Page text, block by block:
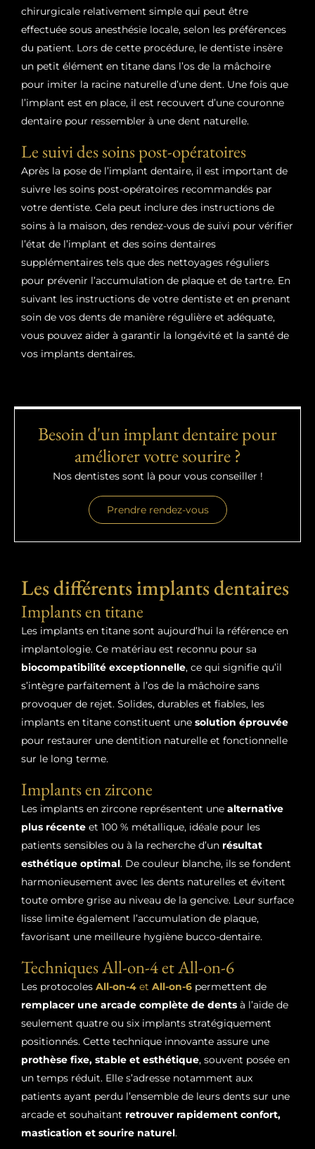
chirurgicale relativement simple qui peut être
effectuée sous anesthésie locale, selon les préférences
du patient. Lors de cette procédure, le dentiste insère
un petit élément en titane dans l’os de la mâchoire
pour imiter la racine naturelle d’une dent. Une fois que
l’implant est en place, il est recouvert d’une couronne
dentaire pour ressembler à une dent naturelle.
Le suivi des soins post-opératoires
Après la pose de l’implant dentaire, il est important de
suivre les soins post-opératoires recommandés par
votre dentiste. Cela peut inclure des instructions de
soins à la maison, des rendez-vous de suivi pour vérifier
l’état de l’implant et des soins dentaires
supplémentaires tels que des nettoyages réguliers
pour prévenir l’accumulation de plaque et de tartre. En
suivant les instructions de votre dentiste et en prenant
soin de vos dents de manière régulière et adéquate,
vous pouvez aider à garantir la longévité et la santé de
vos implants dentaires.
Besoin d'un implant dentaire pour
améliorer votre sourire ?
Nos dentistes sont là pour vous conseiller !
Prendre rendez-vous
Les différents implants dentaires
Implants en titane
Les implants en titane sont aujourd’hui la référence en
implantologie. Ce matériau est reconnu pour sa
biocompatibilité exceptionnelle, ce qui signifie qu’il
s’intègre parfaitement à l’os de la mâchoire sans
provoquer de rejet. Solides, durables et fiables, les
implants en titane constituent une solution éprouvée
pour restaurer une dentition naturelle et fonctionnelle
sur le long terme.
Implants en zircone
Les implants en zircone représentent une alternative
plus récente et 100 % métallique, idéale pour les
patients sensibles ou à la recherche d’un résultat
esthétique optimal. De couleur blanche, ils se fondent
harmonieusement avec les dents naturelles et évitent
toute ombre grise au niveau de la gencive. Leur surface
lisse limite également l’accumulation de plaque,
favorisant une meilleure hygiène bucco-dentaire.
Techniques All-on-4 et All-on-6
Les protocoles All-on-4 et All-on-6 permettent de
remplacer une arcade complète de dents à l’aide de
seulement quatre ou six implants stratégiquement
positionnés. Cette technique innovante assure une
prothèse fixe, stable et esthétique, souvent posée en
un temps réduit. Elle s’adresse notamment aux
patients ayant perdu l’ensemble de leurs dents sur une
arcade et souhaitant retrouver rapidement confort,
mastication et sourire naturel.